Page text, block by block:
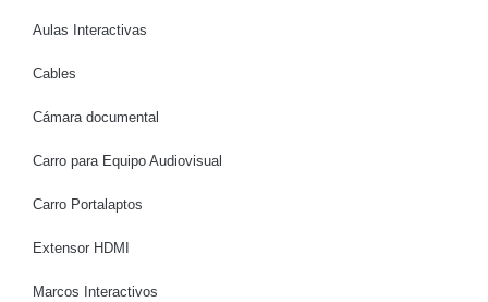
Aulas Interactivas
Cables
Cámara documental
Carro para Equipo Audiovisual
Carro Portalaptos
Extensor HDMI
Marcos Interactivos